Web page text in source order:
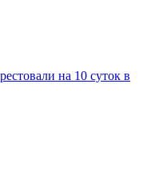
на 10 суток в